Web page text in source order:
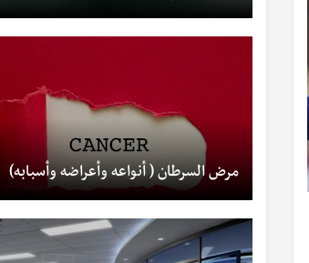
مرض السرطان ( أنواعه وأعراضه وأسبابه)